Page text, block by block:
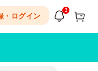
・ログイン
3